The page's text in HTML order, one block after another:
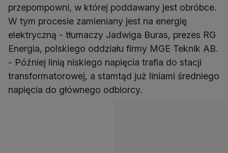
przepompowni, w której poddawany jest obróbce.
W tym procesie zamieniany jest na energię
elektryczną - tłumaczy Jadwiga Buras, prezes RG
Energia, polskiego oddziału firmy MGE Teknik AB.
- Później linią niskiego napięcia trafia do stacji
transformatorowej, a stamtąd już liniami średniego
napięcia do głównego odbiorcy.